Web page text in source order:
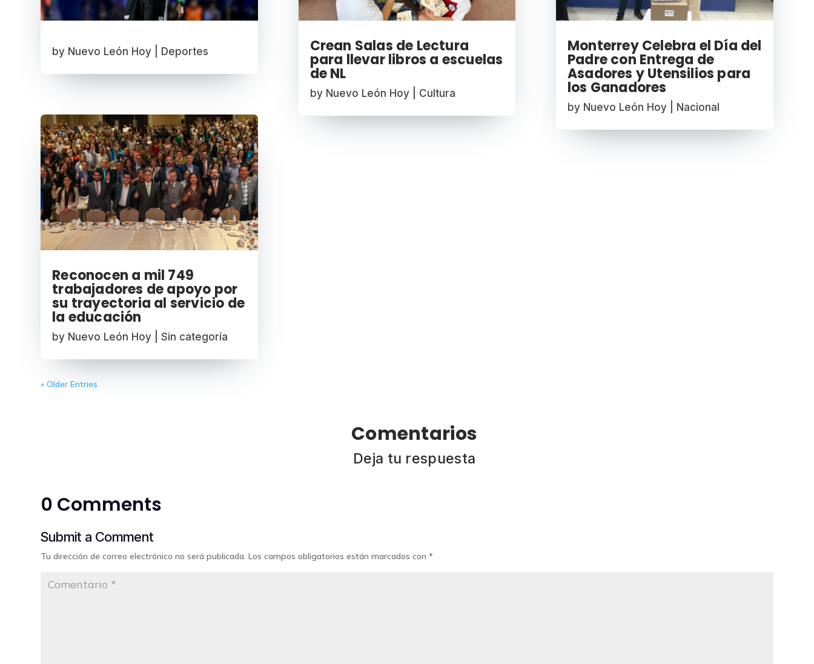
by Nuevo León Hoy Deportes
Reconocen a mil 749
trabajadores de apoyo por
su trayectoria al servicio de
la educación
by Nuevo León Hoy |Sin categoría
Crean Salas de Lectura
para llevar libros a escuelas
de NL
by Nuevo León Hoy| Cultura
Monterrey Celebra el Día del
Padre con Entrega de
Asadores y Utensilios para
los Ganadores
by Nuevo León Hoy| Nacional
« Older Entries
Comentarios
Deja tu respuesta
0 Comments
Submit a Comment
Tu dirección de correo electrónico no será publicada. Los campos obligatorios están marcados con*